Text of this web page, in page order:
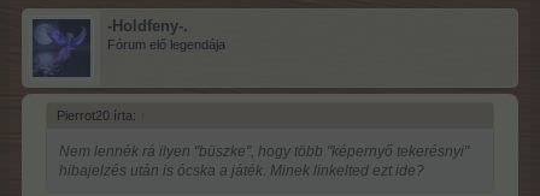
-Holdfeny-.
Fórum elő legendája
Pierrot20 írta: ↑
Nem lennék rá ilyen "büszke", hogy több "képernyő tekerésnyi"
hibajelzés után is ócska a játék. Minek linkelted ezt ide?